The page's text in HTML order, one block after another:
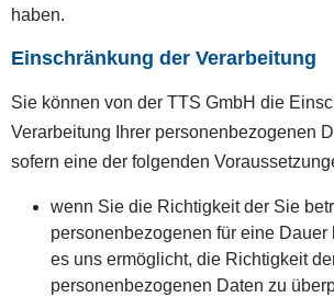
haben.
Einschränkung der Verarbeitung
Sie können von der TTS GmbH die
Verarbeitung Ihrer personenbezogenen
sofern eine der folgenden
wenn Sie die Richtigkeit der Sie
personenbezogenen für eine Dauer
es uns ermöglicht, die Richtigkeit
personenbezogenen Daten zu